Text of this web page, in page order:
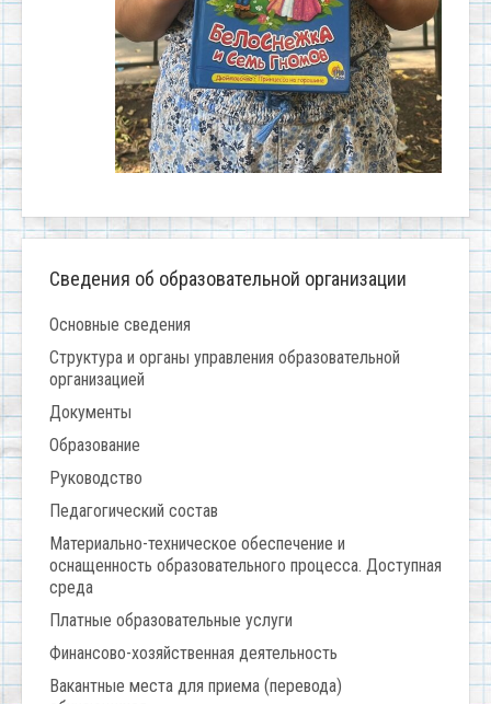
Сведения об образовательной организации
Основные сведения
Структура и органы управления образовательной
организацией
Документы
Образование
Руководство
Педагогический состав
Материально-техническое обеспечение и
оснащенность образовательного процесса. Доступная
среда
Платные образовательные услуги
Финансово-хозяйственная деятельность
Вакантные места для приема (перевода)